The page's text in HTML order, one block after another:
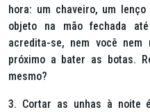
hora: um chaveiro, um
objeto na mão fechada
acredita-se, nem você
próximo a bater as botas.
mesmo?
3. Cortar as unhas à noite